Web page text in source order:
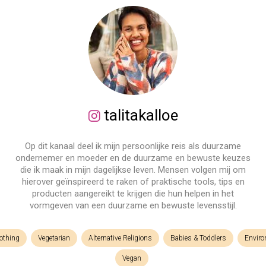
talitakalloe
Op dit kanaal deel ik mijn persoonlijke reis als duurzame
ondernemer en moeder en de duurzame en bewuste keuzes
die ik maak in mijn dagelijkse leven. Mensen volgen mij om
hierover geïnspireerd te raken of praktische tools, tips en
producten aangereikt te krijgen die hun helpen in het
vormgeven van een duurzame en bewuste levensstijl.
Vegetarian Alternative Religions Babies & Toddlers
Vegan